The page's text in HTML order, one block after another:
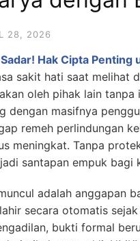
28, 2026
Hak Cipta
sakit hati saat melihat
oleh pihak lain tanpa
dengan masifnya
remeh perlindungan
meningkat. Tanpa
santapan empuk
adalah anggapan
secara otomatis
bukti formal